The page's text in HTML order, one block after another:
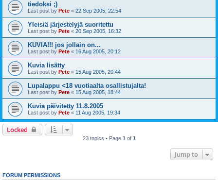
tiedoksi ;)
Last post by Pete « 22 Sep 2005, 22:54
Yleisiä järjestelyjä suoritettu
Last post by Pete « 20 Sep 2005, 16:32
KUVIA!!! jos jollain on...
Last post by Pete « 16 Aug 2005, 20:12
Kuvia lisätty
Last post by Pete « 15 Aug 2005, 20:44
Lupalappu <18 vuotiaalta osallistujalta!
Last post by Pete « 15 Aug 2005, 18:44
Kuvia päivitetty 11.8.2005
Last post by Pete « 11 Aug 2005, 19:34
Locked
23 topics • Page 1 of 1
Jump to
FORUM PERMISSIONS